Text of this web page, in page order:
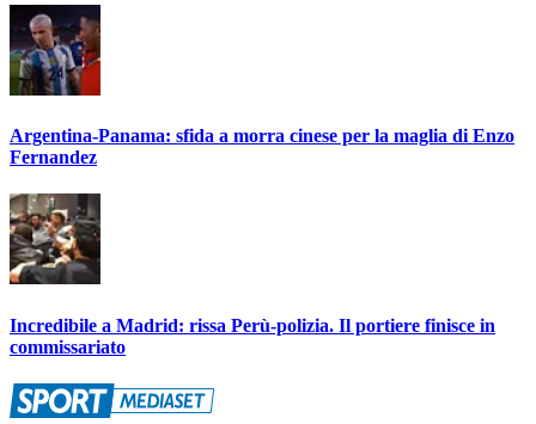
Argentina-Panama: sfida a morra cinese per la maglia di Enzo
Fernandez
Incredibile a Madrid: rissa Perù-polizia. Il portiere finisce in
commissariato